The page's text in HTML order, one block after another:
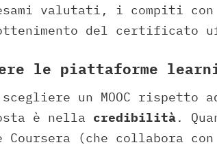
valutati, i compiti con
del certificato
le piattaforme
un MOOC rispetto
è nella credibilità.
Coursera (che collabora